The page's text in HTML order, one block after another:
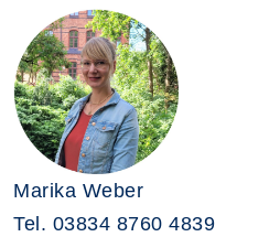
Marika Weber
Tel. 03834 8760 4839